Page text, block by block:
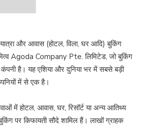
और आवास (होटल, विला, घर आदि) बुकिंग
Agoda Company Pte. लिमिटेड, जो बुकिंग
है। यह एशिया और दुनिया भर में सबसे बड़ी
में से एक है।
में होटल, आवास, घर, रिसॉर्ट या अन्य आतिथ्य
पर किफायती सौदे शामिल हैं। लाखों ग्राहक